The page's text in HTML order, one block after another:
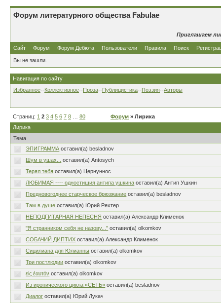
Форум литературного общества Fabulae
Приглашаем
Сайт Форум Форум Дебюта Пользователи Правила Поиск
Вы не зашли.
Навигация по сайту
Избранное--Коллективное--Проза--Публицистика--Поэзия--Авторы
Страниц: 1 2 3 4 5 6 7 8 80 Форум » Лирика
Лирика
Тема
ЭПИГРАММА оставил(а) besladnov
Шум в ушах...
оставил(а) Antosych
Терял тебя оставил(а) Цернуннос
ЛЮБИМАЯ ---- одностишия антипа ушкина оставил(а) Антип Ушкин
Предновогоднее старческое брюзжание оставил(а) besladnov
Там в душе оставил(а) Юрий Рехтер
НЕПОДГИТАРНАЯ НЕПЕСНЯ оставил(а) Александр Клименок
"Я странником себя не назову..." оставил(а) olkomkov
СОБАЧИЙ ДИПТИХ оставил(а) Александр Клименок
Сицилиана для Юлианны оставил(а) olkomkov
Три постлюдии оставил(а) olkomkov
εἰς ἑαυτόν оставил(а) olkomkov
Из иронического цикла «СЕТЬ» оставил(а) besladnov
Диалог оставил(а) Юрий Лукач